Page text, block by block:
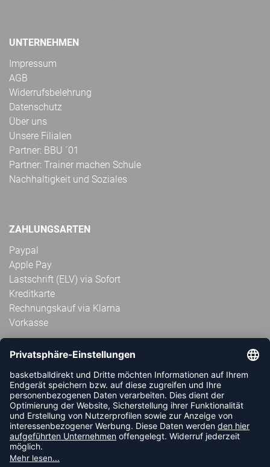
UNTERNEHMEN
Impressum
AGB
Widerrufsbelehrung
Datenschutz
Über uns
Unsere Filialen
Partner: BBU ´01
Partner: Trainer machen Schule
Nachhaltigkeit und Soziales
ZAHLUNGSARTEN
Paypal
Apple Pay
Lastschrift (ELV) via Sofort
Kreditkarte
Rechnungskauf via Klarna
Vorkasse
ABONNIERE JETZT DEN KOSTENLOSEN
HANDBALLDIREKT-NEWSLETTER UND VERPASSE KEINE
NEUIGKEIT ODER AKTION MEHR.
JETZT ANMELDEN